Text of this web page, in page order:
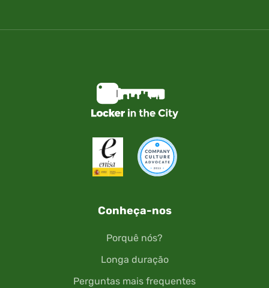
Conheça-nos
Porquê nós?
Longa duração
Perguntas mais frequentes